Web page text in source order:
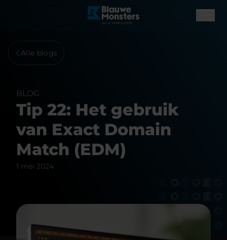
Alle blogs
BLOG
Tip 22: Het gebruik
van Exact Domain
Match (EDM)
1 mei 2024